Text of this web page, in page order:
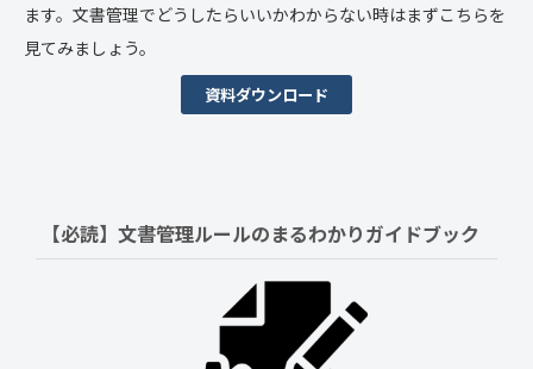
ます。文書管理でどうしたらいいかわからない時はまずこちらを
見てみましょう。
資料ダウンロード
【必読】文書管理ルールのまるわかりガイドブック